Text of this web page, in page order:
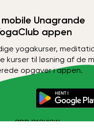
Unagrande
appen
yogakurser,
kurser til løsning af de
opgaver i appen.